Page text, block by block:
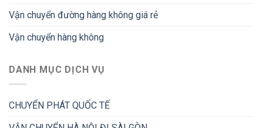
Vận chuyển đường hàng không giá rẻ
Vận chuyển hàng không
DANH MỤC DỊCH VỤ
CHUYỂN PHÁT QUỐC TẾ